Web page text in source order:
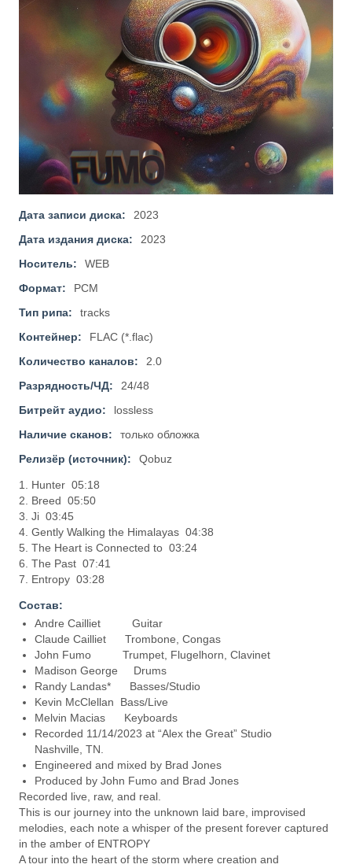
Дата записи диска:
2023
Дата издания диска:
2023
Носитель:
WEB
Формат:
PCM
Тип рипа:
tracks
Контейнер:
FLAC (*.flac)
Количество каналов:
2.0
Разрядность/ЧД:
24/48
Битрейт аудио:
lossless
Наличие сканов:
только обложка
Релизёр (источник):
Qobuz
1. Hunter 05:18
2. Breed 05:50
3. Ji 03:45
4. Gently Walking the Himalayas 04:38
5. The Heart is Connected to 03:24
6. The Past 07:41
7. Entropy 03:28
Состав:
Andre Cailliet Guitar
Claude Cailliet Trombone, Congas
John Fumo Trumpet, Flugelhorn, Clavinet
Madison George Drums
Randy Landas* Basses/Studio
Kevin McClellan Bass/Live
Melvin Macias Keyboards
Recorded 11/14/2023 at “Alex the Great” Studio
Nashville, TN.
Engineered and mixed by Brad Jones
Produced by John Fumo and Brad Jones
Recorded live, raw, and real.
This is our journey into the unknown laid bare, improvised
melodies, each note a whisper of the present forever captured
in the amber of ENTROPY
A tour into the heart of the storm where creation and